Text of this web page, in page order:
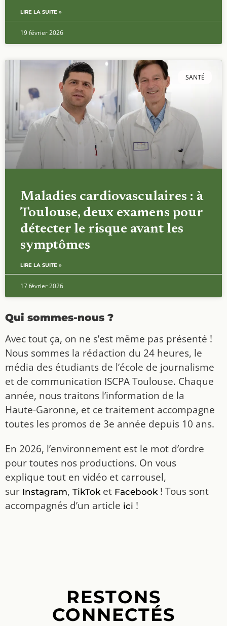
LIRE LA SUITE »
19 février 2026
SANTÉ
Maladies cardiovasculaires : à
Toulouse, deux examens pour
détecter le risque avant les
symptômes
LIRE LA SUITE »
17 février 2026
Qui sommes-nous ?
Avec tout ça, on ne s’est même pas présenté !
Nous sommes la rédaction du 24 heures, le
média des étudiants de l’école de journalisme
et de communication ISCPA Toulouse. Chaque
année, nous traitons l’information de la
Haute-Garonne, et ce traitement accompagne
toutes les promos de 3e année depuis 10 ans.
En 2026, l’environnement est le mot d’ordre
pour toutes nos productions. On vous
explique tout en vidéo et carrousel,
sur Instagram, TikToket Facebook! Tous sont
accompagnés d’un article ici !
RESTONS
CONNECTÉS